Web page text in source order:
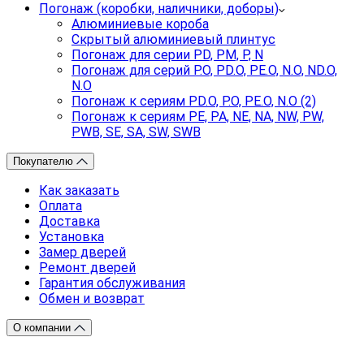
Погонаж (коробки, наличники, доборы)
Алюминиевые короба
Скрытый алюминиевый плинтус
Погонаж для серии PD, PM, P, N
Погонаж для серий P.O, PD.O, PE.O, N.O, ND.O,
N.O
Погонаж к сериям PD.O, P.O, PE.O, N.O (2)
Погонаж к сериям PE, PA, NE, NA, NW, PW,
PWB, SE, SA, SW, SWB
Покупателю
Как заказать
Оплата
Доставка
Установка
Замер дверей
Ремонт дверей
Гарантия обслуживания
Обмен и возврат
О компании